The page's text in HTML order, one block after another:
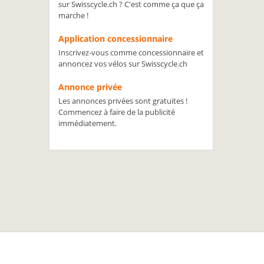
sur Swisscycle.ch ? C'est comme ça que ça
marche !
Application concessionnaire
Inscrivez-vous comme concessionnaire et
annoncez vos vélos sur Swisscycle.ch
Annonce privée
Les annonces privées sont gratuites !
Commencez à faire de la publicité
immédiatement.